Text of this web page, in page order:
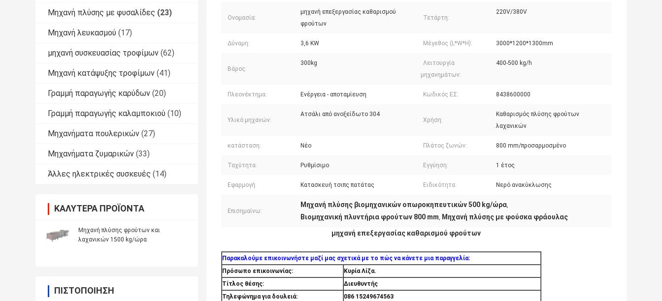
Μηχανή πλύσης με φυσαλίδες (23)
Μηχανή λευκασμού (17)
μηχανή συσκευασίας τροφίμων (62)
Μηχανή κατάψυξης τροφίμων (41)
Γραμμή παραγωγής καρύδων (20)
Γραμμή παραγωγής καλαμποκιού (10)
Μηχανήματα πουλερικών (27)
Μηχανήματα ζυμαρικών (33)
Άλλες ηλεκτρικές συσκευές (14)
ΚΑΛΎΤΕΡΑ ΠΡΟΪΌΝΤΑ
Μηχανή πλύσης φρούτων και
λαχανικών 1500 kg/ώρα
ΠΙΣΤΟΠΟΊΗΣΗ
Ονομασία:
μηχανή επεξεργασίας καθαρισμού
φρούτων
Τετάρτη:
220V/380V
Δύναμη: 3,6 KW Μέγεθος (L*W*H): 3000*1200*1300mm
Βάρος:
300kg
Λειτουργία
μηχανημάτων:
400-500 kg/h
Πλεονέκτημα: Ενέργεια - αποταμίευση Κωδικός ΕΣ: 8438600000
Υλικό μηχανών:
Ατσάλι από ανοξείδωτο 304
Χρήση:
Καθαρισμός πλύσης φρούτων
λαχανικών
κατάσταση: Νέο Πλάτος ζωνών: 800 mm/προσαρμοσμένο
Ταχύτητα: Ρυθμίσιμο Εγγύηση: 1 έτος
Εφαρμογή: Κατασκευή τσιπς πατάτας Ειδικότητα: Νερό ανακύκλωσης
Επισημαίνω:
Μηχανή πλύσης βιομηχανικών οπωροκηπευτικών 500 kg/ώρα,
Βιομηχανική πλυντήρια φρούτων 800 mm, Μηχανή πλύσης με φούσκα φράουλας
μηχανή επεξεργασίας καθαρισμού φρούτων
Παρακαλούμε επικοινωνήστε μαζί μας σχετικά με το πώς να κάνετε μια παραγγελία:
Πρόσωπο επικοινωνίας:
Κυρία Λίζα.
Τίτλος θέσης:
Διευθυντής
Τηλεφώνημα για δουλειά:
086 15249674563